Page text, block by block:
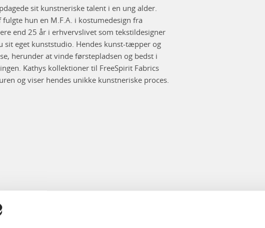
sit kunstneriske talent i en ung alder.
hun en M.F.A. i kostumedesign fra
end 25 år i erhvervslivet som tekstildesigner
sit eget kunststudio. Hendes kunst-tæpper og
herunder at vinde førstepladsen og bedst i
Kathys kollektioner til FreeSpirit Fabrics
og viser hendes unikke kunstneriske proces.